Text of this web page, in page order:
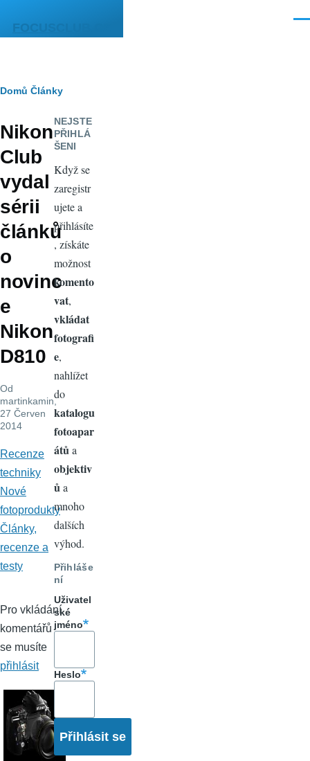
FOCUSCLUB.CZ
Drobečková
navigace
Domů Články
Nikon
Club
vydal
sérii
článků
o
novinc
e
Nikon
D810
Od
martinkamin,
27 Červen
2014
Recenze
techniky
Nové
fotoprodukty
Články,
recenze a
testy
Pro vkládání
komentářů
se musíte
přihlásit
NEJSTE
PŘIHLÁ
ŠENI
Když se
zaregistr
ujete a
přihlásíte
, získáte
možnost
komento
vat,
vkládat
fotografi
e,
nahlížet
do
katalogu
fotoapar
átůa
objektiv
ůa
mnoho
dalších
výhod.
Přihláše
ní
Uživatel
ské
jméno
Heslo